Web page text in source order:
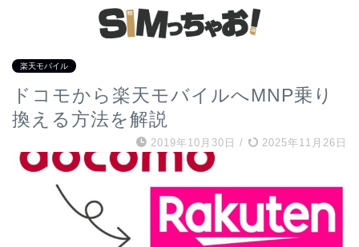
楽天モバイル
ドコモから楽天モバイルへMNP乗り
換える方法を解説
2019年10月30日 / 2025年11月26日